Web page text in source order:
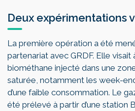
Deux expérimentations
La première opération a été
partenariat avec GRDF. Elle visait
biométhane injecté dans une
saturée, notamment les week-
d’une faible consommation. Le
été prélevé à partir d’une station